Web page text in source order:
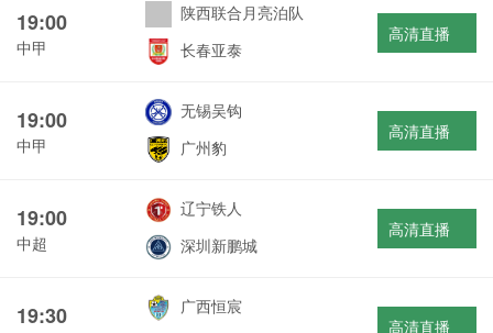
19:00
中甲
陕西联合月亮泊队
长春亚泰
高清直播
19:00
中甲
无锡吴钩
广州豹
高清直播
19:00
中超
辽宁铁人
深圳新鹏城
高清直播
19:30
广西恒宸
高清直播